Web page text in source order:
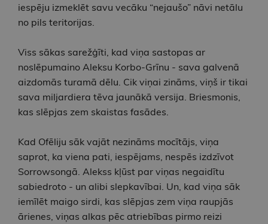
iespēju izmeklēt savu vecāku “nejaušo” nāvi netālu
no pils teritorijas.
Viss sākas sarežģīti, kad viņa sastopas ar
noslēpumaino Aleksu Korbo-Grīnu - sava galvenā
aizdomās turamā dēlu. Cik viņai zināms, viņš ir tikai
sava miljardiera tēva jaunākā versija. Briesmonis,
kas slēpjas zem skaistas fasādes.
Kad Ofēliju sāk vajāt nezināms mocītājs, viņa
saprot, ka viena pati, iespējams, nespēs izdzīvot
Sorrowsongā. Alekss kļūst par viņas negaidītu
sabiedroto - un alibi slepkavībai. Un, kad viņa sāk
iemīlēt maigo sirdi, kas slēpjas zem viņa raupjās
ārienes, viņas alkas pēc atriebības pirmo reizi